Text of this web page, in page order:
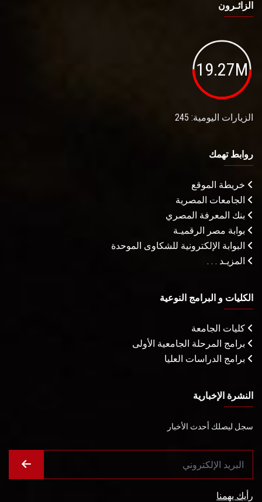
الزائـرون
19.27M
الزيارات اليومية: 245
روابط تهمك
خريطة الموقع
الجامعات المصرية
بنك المعرفة المصري
بوابة مصر الرقميـة
البوابة الإلكترونية للشكاوى الموحدة
المزيـد . . .
الكليات و البرامج النوعية
كليات الجامعة
برامج المرحلة الجامعية الأولى
برامج الدراسات العليا
النشرة الإخبارية
سجل ليصلك أحدث الأخبار
رأيك يهمنا